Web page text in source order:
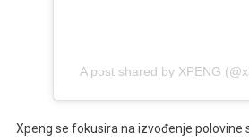
A post shared by XPENG
Xpeng se fokusira na izvođenje polovine